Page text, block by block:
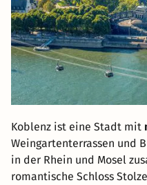
Koblenz ist eine Stadt mit
Weingartenterrassen und
in der Rhein und Mosel
romantische Schloss